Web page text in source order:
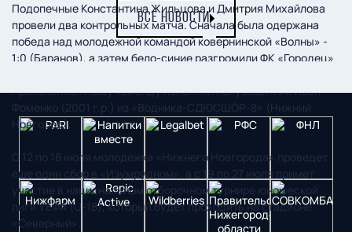
Подопечные Константина Жильцова и Дмитрия Михайлова
провели два контрольных матча. Сначала была одержана
победа над молодежной командой ковернинской «Волны» -
1:0 (Баранов), а затем бело-синие разгромили ФК «Городец»
Прокопенко). Нашу команду пополнил полузащитник Иван
Фоменко (2001 г.р.) из «Водника-СДЮСШОР-8» (Нижний
Новгород).
С 12 по 18 июля молодежка «Нижнего Новгорода» проведет
еще один сбор в «Изумрудном», а с 19 по 27 июля примет
участие в национальном отборочном турнире юношеской
лиги УЕФА (U-18), который будет проходить на стадионе
«Северный».
ВСЕ НОВОСТИ